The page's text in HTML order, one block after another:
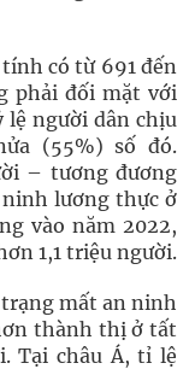
tính có từ 691 đến
phải đối mặt với
lệ người dân chịu
(55%) số đó.
– tương đương
lương thực ở
vào năm 2022,
1,1 triệu người.
mất an ninh
thành thị ở tất
Tại châu Á, tỉ lệ